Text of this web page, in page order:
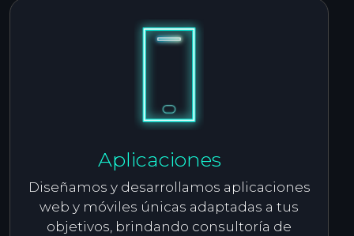
Aplicaciones
Diseñamos y desarrollamos aplicaciones
web y móviles únicas adaptadas a tus
objetivos, brindando consultoría de